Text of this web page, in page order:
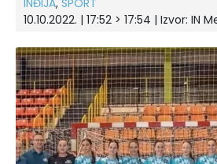
10.10.2022. | 17:52 > 17:54 | Izvor: IN